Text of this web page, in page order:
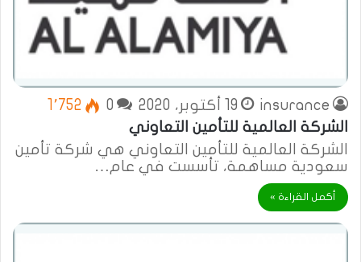
insurance 19 أكتوبر، 2020 0
1٬752
الشركة العالمية للتأمين التعاوني
الشركة العالمية للتأمين التعاوني هي شركة تأمين
سعودية مساهمة، تأسست في عام…
أكمل القراءة »